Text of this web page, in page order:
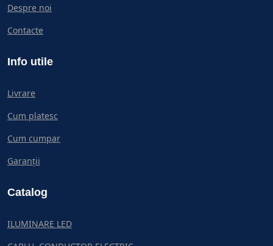
Despre noi
Contacte
Info utile
Livrare
Cum platesc
Cum cumpar
Garanții
Catalog
ILUMINARE LED